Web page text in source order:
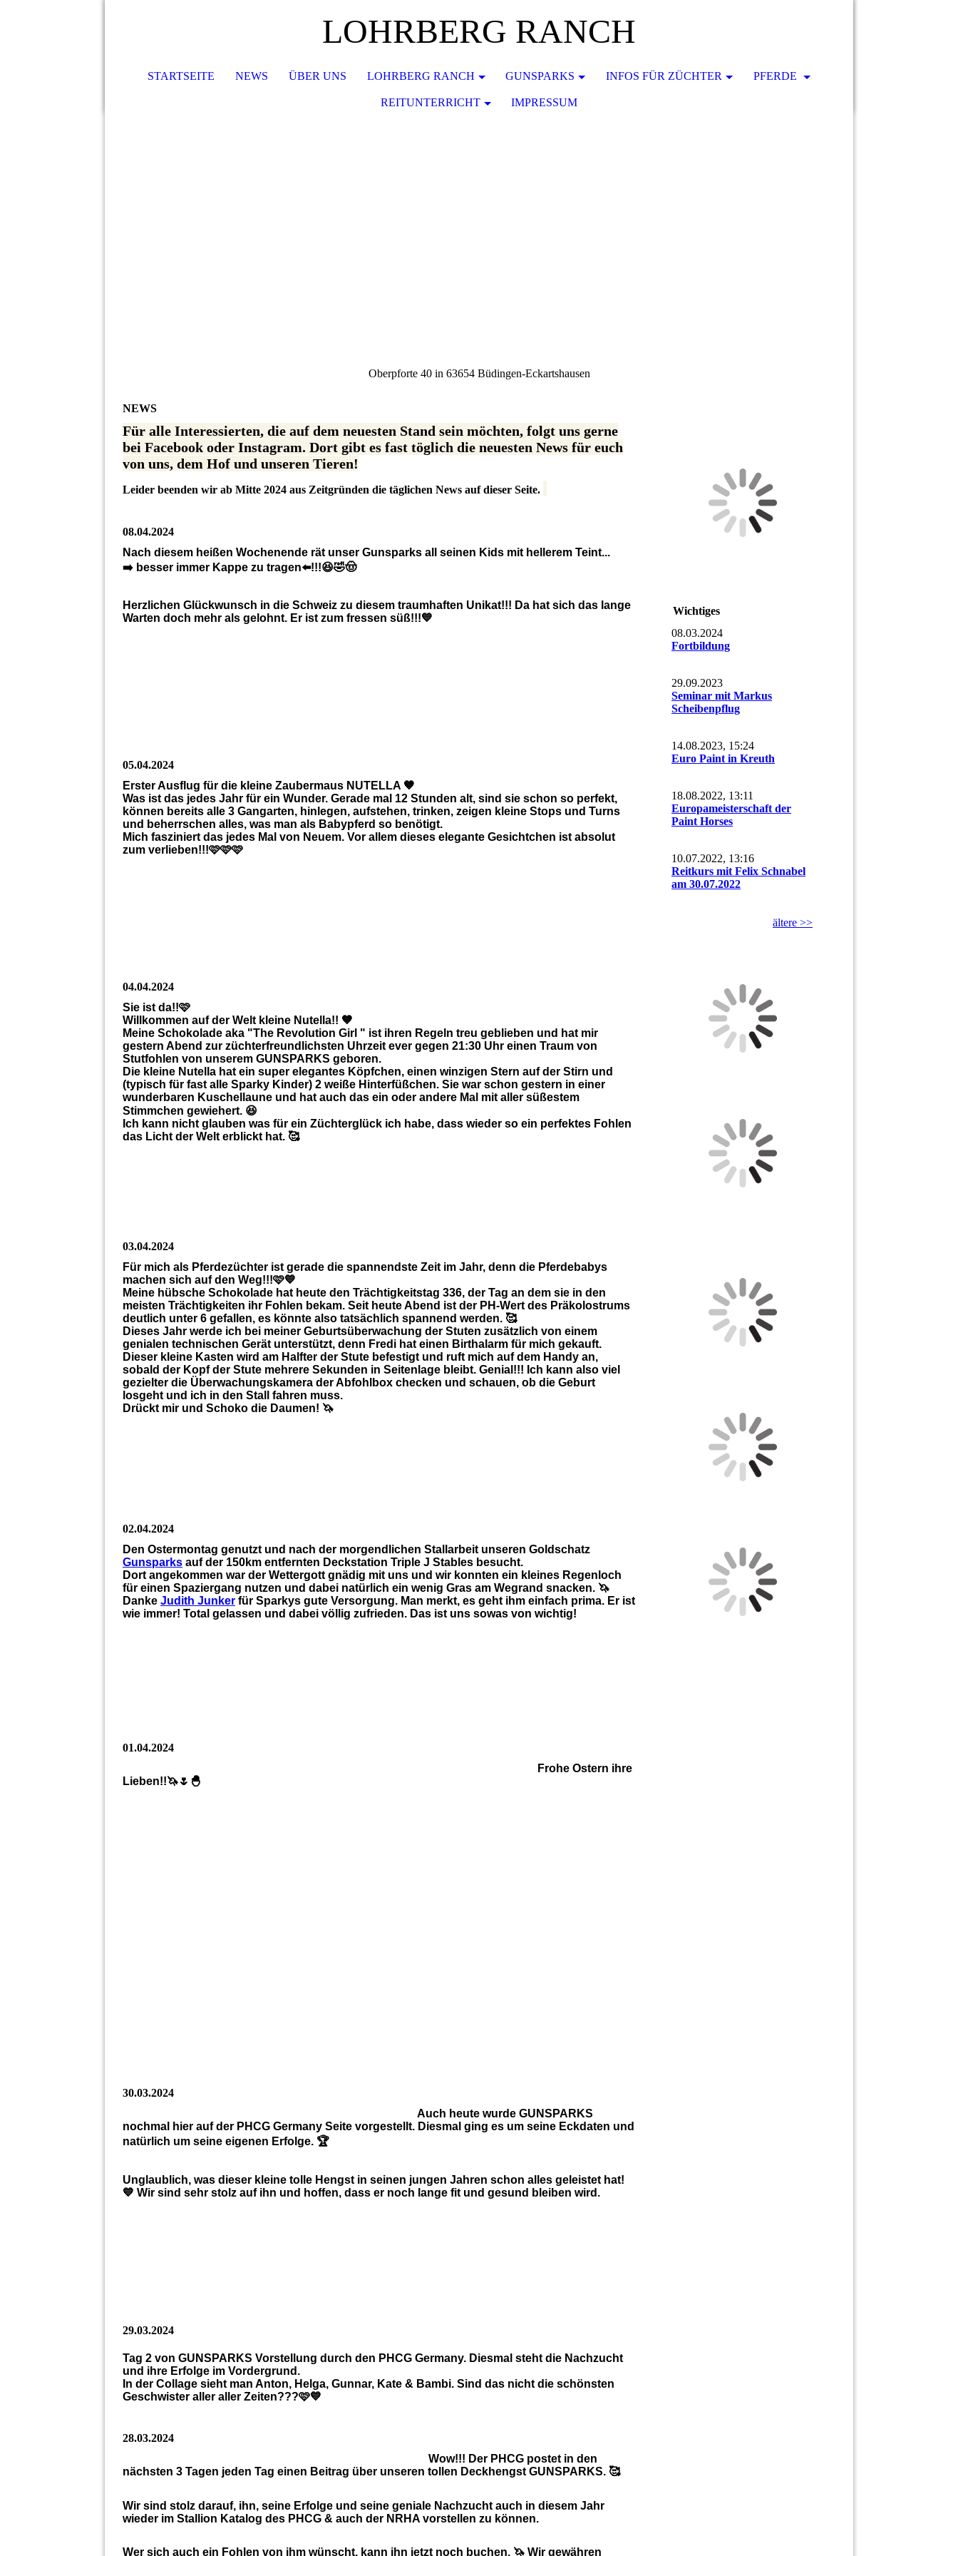
LOHRBERG RANCH
STARTSEITE NEWS ÜBER UNS LOHRBERG RANCH GUNSPARKS INFOS FÜR ZÜCHTER PFERDE
REITUNTERRICHT IMPRESSUM
Oberpforte 40 in 63654 Büdingen-Eckartshausen
NEWS
Für alle Interessierten, die auf dem neuesten Stand sein möchten, folgt uns gerne
bei Facebook oder Instagram. Dort gibt es fast töglich die neuesten News für euch
von uns, dem Hof und unseren Tieren!
Leider beenden wir ab Mitte 2024 aus Zeitgründen die täglichen News auf dieser Seite.
08.04.2024
Nach diesem heißen Wochenende rät unser Gunsparks all seinen Kids mit hellerem Teint...
➡️ besser immer Kappe zu tragen⬅️!!!😆🤣🤠
Herzlichen Glückwunsch in die Schweiz zu diesem traumhaften Unikat!!! Da hat sich das lange
Warten doch mehr als gelohnt. Er ist zum fressen süß!!!💙
05.04.2024
Erster Ausflug für die kleine Zaubermaus NUTELLA 🤎
Was ist das jedes Jahr für ein Wunder. Gerade mal 12 Stunden alt, sind sie schon so perfekt,
können bereits alle 3 Gangarten, hinlegen, aufstehen, trinken, zeigen kleine Stops und Turns
und beherrschen alles, was man als Babypferd so benötigt.
Mich fasziniert das jedes Mal von Neuem. Vor allem dieses elegante Gesichtchen ist absolut
zum verlieben!!!🩷🩷🩷
04.04.2024
Sie ist da!!🩷
Willkommen auf der Welt kleine Nutella!! 🤎
Meine Schokolade aka "The Revolution Girl " ist ihren Regeln treu geblieben und hat mir
gestern Abend zur züchterfreundlichsten Uhrzeit ever gegen 21:30 Uhr einen Traum von
Stutfohlen von unserem GUNSPARKS geboren.
Die kleine Nutella hat ein super elegantes Köpfchen, einen winzigen Stern auf der Stirn und
(typisch für fast alle Sparky Kinder) 2 weiße Hinterfüßchen. Sie war schon gestern in einer
wunderbaren Kuschellaune und hat auch das ein oder andere Mal mit aller süßestem
Stimmchen gewiehert. 😆
Ich kann nicht glauben was für ein Züchterglück ich habe, dass wieder so ein perfektes Fohlen
das Licht der Welt erblickt hat. 🥰
03.04.2024
Für mich als Pferdezüchter ist gerade die spannendste Zeit im Jahr, denn die Pferdebabys
machen sich auf den Weg!!!🩷💙
Meine hübsche Schokolade hat heute den Trächtigkeitstag 336, der Tag an dem sie in den
meisten Trächtigkeiten ihr Fohlen bekam. Seit heute Abend ist der PH-Wert des Präkolostrums
deutlich unter 6 gefallen, es könnte also tatsächlich spannend werden. 🥰
Dieses Jahr werde ich bei meiner Geburtsüberwachung der Stuten zusätzlich von einem
genialen technischen Gerät unterstützt, denn Fredi hat einen Birthalarm für mich gekauft.
Dieser kleine Kasten wird am Halfter der Stute befestigt und ruft mich auf dem Handy an,
sobald der Kopf der Stute mehrere Sekunden in Seitenlage bleibt. Genial!!! Ich kann also viel
gezielter die Überwachungskamera der Abfohlbox checken und schauen, ob die Geburt
losgeht und ich in den Stall fahren muss.
Drückt mir und Schoko die Daumen! 🦄
02.04.2024
Den Ostermontag genutzt und nach der morgendlichen Stallarbeit unseren Goldschatz
Gunsparks auf der 150km entfernten Deckstation Triple J Stables besucht.
Dort angekommen war der Wettergott gnädig mit uns und wir konnten ein kleines Regenloch
für einen Spaziergang nutzen und dabei natürlich ein wenig Gras am Wegrand snacken. 🦄
Danke Judith Junker für Sparkys gute Versorgung. Man merkt, es geht ihm einfach prima. Er ist
wie immer! Total gelassen und dabei völlig zufrieden. Das ist uns sowas von wichtig!
01.04.2024
Frohe Ostern ihre
Lieben!!🦄🌷🐣
30.03.2024
Auch heute wurde GUNSPARKS
nochmal hier auf der PHCG Germany Seite vorgestellt. Diesmal ging es um seine Eckdaten und
natürlich um seine eigenen Erfolge. 🏆
Unglaublich, was dieser kleine tolle Hengst in seinen jungen Jahren schon alles geleistet hat!
💙 Wir sind sehr stolz auf ihn und hoffen, dass er noch lange fit und gesund bleiben wird.
29.03.2024
Tag 2 von GUNSPARKS Vorstellung durch den PHCG Germany. Diesmal steht die Nachzucht
und ihre Erfolge im Vordergrund.
In der Collage sieht man Anton, Helga, Gunnar, Kate & Bambi. Sind das nicht die schönsten
Geschwister aller aller Zeiten???🩷💙
28.03.2024
Wow!!! Der PHCG postet in den
nächsten 3 Tagen jeden Tag einen Beitrag über unseren tollen Deckhengst GUNSPARKS. 🥰
Wir sind stolz darauf, ihn, seine Erfolge und seine geniale Nachzucht auch in diesem Jahr
wieder im Stallion Katalog des PHCG & auch der NRHA vorstellen zu können.
Wer sich auch ein Fohlen von ihm wünscht, kann ihn jetzt noch buchen. 🦄 Wir gewähren
Wichtiges
08.03.2024
Fortbildung
29.09.2023
Seminar mit Markus
Scheibenpflug
14.08.2023, 15:24
Euro Paint in Kreuth
18.08.2022, 13:11
Europameisterschaft der
Paint Horses
10.07.2022, 13:16
Reitkurs mit Felix Schnabel
am 30.07.2022
ältere >>